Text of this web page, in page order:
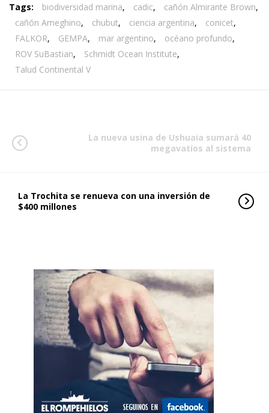
Tags: biodiversidad marina, cadic, cañón Almirante Brown,
cañón Ameghino, chubut, ciencia argentina, conicet,
FALKOR, GEMPA, mar argentino, océano profundo,
ROV SuBastian, Schmidt Ocean Institute,
Talud Continental V
La nueva usina de Ushuaia sumará 40
megavatios al sistema
La Trochita se renueva con una inversión de
$400 millones